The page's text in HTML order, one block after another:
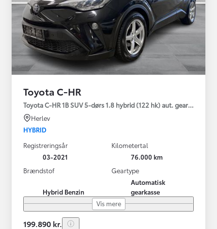
Toyota C-HR
Toyota C-HR 1B SUV 5-dørs 1.8 hybrid (122 hk) aut. gear C-LUB -
Herlev
HYBRID
Registreringsår
03-2021
Kilometertal
76.000 km
Brændstof
Hybrid Benzin
Geartype
Automatisk
gearkasse
Vis mere
199.890 kr.